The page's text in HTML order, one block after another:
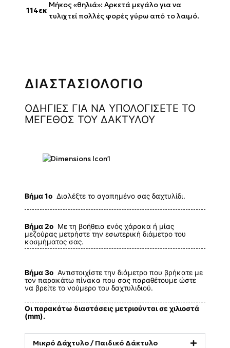
114εκ
Μήκος «θηλιά»: Αρκετά μεγάλο για να
τυλιχτεί πολλές φορές γύρω από το λαιμό.
ΔΙΑΣΤΑΣΙΟΛΟΓΙΟ
ΟΔΗΓΙΕΣ ΓΙΑ ΝΑ ΥΠΟΛΟΓΙΣΕΤΕ ΤΟ
ΜΕΓΕΘΟΣ ΤΟΥ ΔΑΚΤΥΛΟΥ
Βήμα 1ο Διαλέξτε το αγαπημένο σας δαχτυλίδι.
Βήμα 2ο Με τη βοήθεια ενός χάρακα ή μίας
μεζούρας μετρήστε την εσωτερική διάμετρο του
κοσμήματος σας.
Βήμα 3ο Αντιστοιχίστε την διάμετρο που βρήκατε με
τον παρακάτω πίνακα που σας παραθέτουμε ώστε
να βρείτε το νούμερο του δαχτυλιδιού.
Οι παρακάτω διαστάσεις μετριούνται σε χιλιοστά
(mm).
Μικρό Δάχτυλο / Παιδικό Δάκτυλο